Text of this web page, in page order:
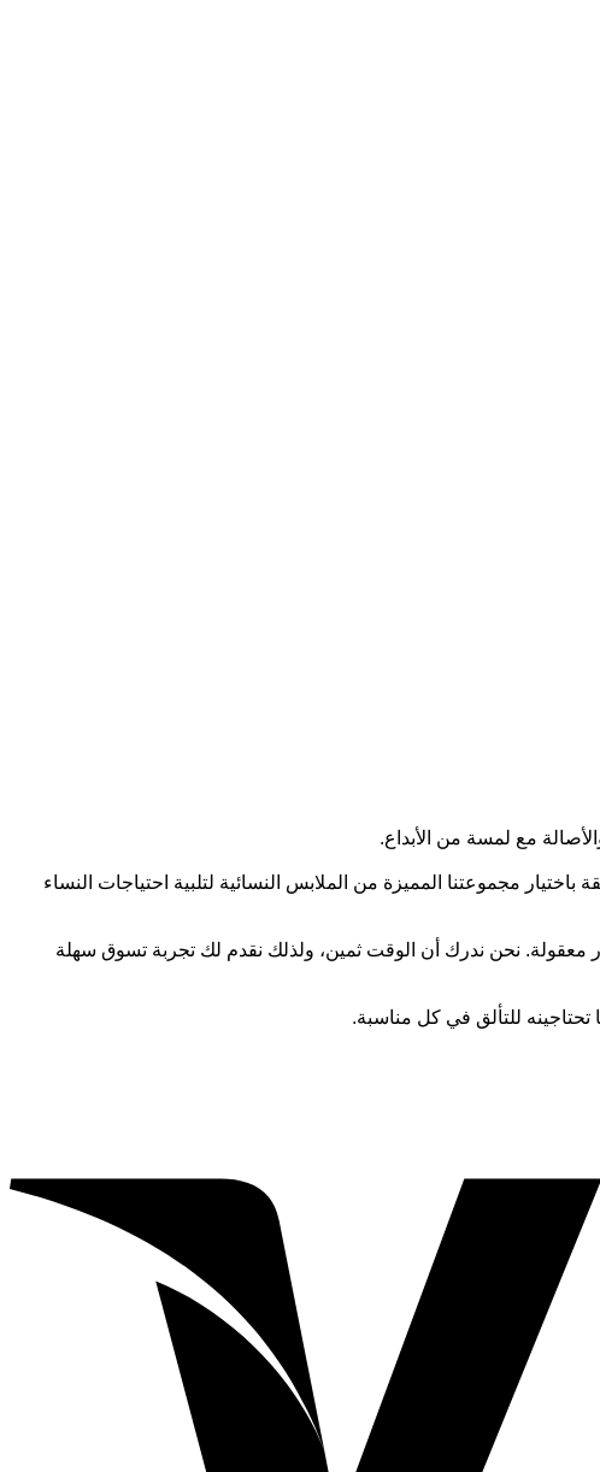
مع لمسة من الأبداع.
مجموعتنا المميزة من الملابس النسائية لتلبية احتياجات النساء
معقولة. نحن ندرك أن الوقت ثمين، ولذلك نقدم لك تجربة تسوق سهلة
تحتاجينه للتألق في كل مناسبة.